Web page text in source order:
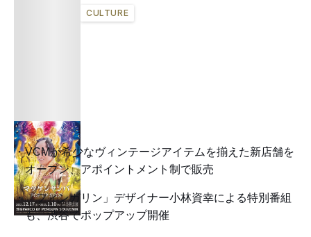
CULTURE
VCMが希少なヴィンテージアイテムを揃えた新店舗を
オープン、アポイントメント制で販売
「フィンガリン」デザイナー小林資幸による特別番組
も、渋谷でポップアップ開催